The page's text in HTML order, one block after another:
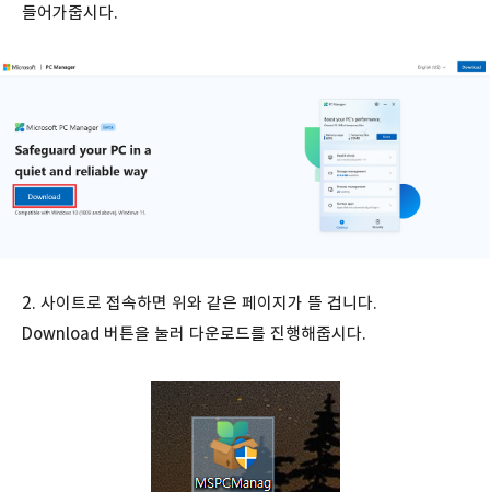
들어가줍시다.
2. 사이트로 접속하면 위와 같은 페이지가 뜰 겁니다.
Download 버튼을 눌러 다운로드를 진행해줍시다.